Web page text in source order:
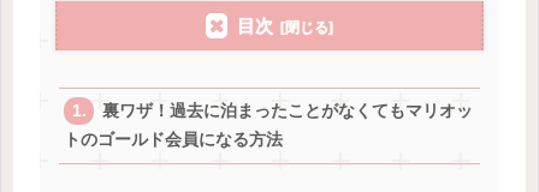
目次
裏ワザ！過去に泊まったことがなくてもマリオッ
トのゴールド会員になる方法